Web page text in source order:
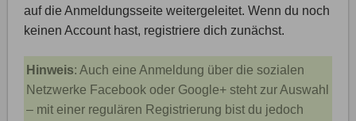
auf die Anmeldungsseite weitergeleitet. Wenn du noch
keinen Account hast, registriere dich zunächst.
Hinweis: Auch eine Anmeldung über die sozialen
Netzwerke Facebook oder Google+ steht zur Auswahl
– mit einer regulären Registrierung bist du jedoch